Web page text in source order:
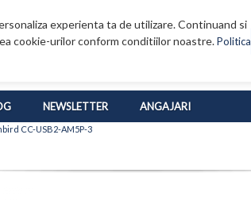
experienta ta de utilizare. Continuand si
cookie-urilor conform conditiilor noastre.Politica
NEWSLETTER ANGAJARI
CC-USB2-AM5P-3